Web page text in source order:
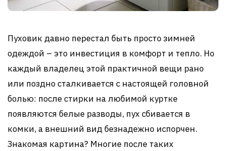
Пуховик давно перестал быть просто зимней
одеждой – это инвестиция в комфорт и тепло. Но
каждый владелец этой практичной вещи рано
или поздно сталкивается с настоящей головной
болью: после стирки на любимой куртке
появляются белые разводы, пух сбивается в
комки, а внешний вид безнадежно испорчен.
Знакомая картина? Многие после таких